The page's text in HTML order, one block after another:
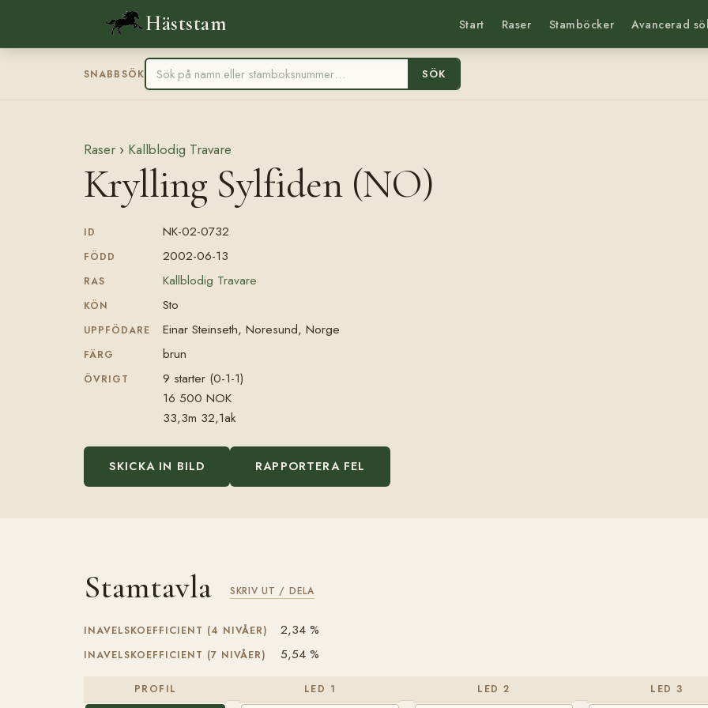
Häststam Start Raser Stamböcker Avancerad
SNABBSÖK SÖK
Raser › Kallblodig Travare
Krylling Sylfiden (NO)
ID NK-02-0732
FÖDD 2002-06-13
RAS Kallblodig Travare
KÖN Sto
UPPFÖDARE Einar Steinseth, Noresund, Norge
FÄRG brun
ÖVRIGT
9 starter (0-1-1)
16 500 NOK
33,3m 32,1ak
SKICKA IN BILD RAPPORTERA FEL
Stamtavla SKRIV UT / DELA
INAVELSKOEFFICIENT (4 NIVÅER) 2,34 %
INAVELSKOEFFICIENT (7 NIVÅER) 5,54 %
PROFIL LED 1 LED 2 LED 3